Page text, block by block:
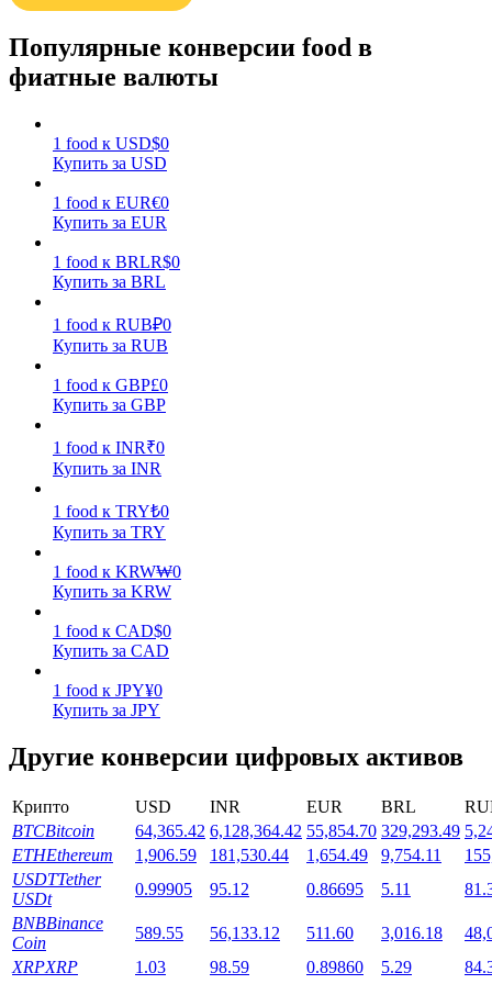
Заработок
Силовая свинья
Стейкинг
Высокая прибыль и мгновенный доступ
Популярные конверсии food в
фиатные валюты
1 food к USD$0
Купить за USD
1 food к EUR€0
Купить за EUR
1 food к BRLR$0
Купить за BRL
1 food к RUB₽0
Купить за RUB
1 food к GBP£0
Купить за GBP
1 food к INR₹0
Купить за INR
1 food к TRY₺0
Купить за TRY
1 food к KRW₩0
Купить за KRW
1 food к CAD$0
Купить за CAD
1 food к JPY¥0
Купить за JPY
Другие конверсии цифровых активов
Крипто USD INR EUR BRL
BTCBitcoin 64,365.42 6,128,364.42 55,854.70 329,293.49
ETHEthereum 1,906.59 181,530.44 1,654.49 9,754.11
USDTTether
USDt
0.99905 95.12 0.86695 5.11
BNBBinance
Coin
589.55 56,133.12 511.60 3,016.18
XRPXRP 1.03 98.59 0.89860 5.29